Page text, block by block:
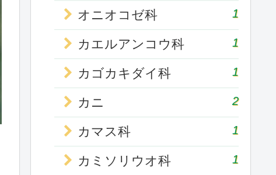
オニオコゼ科 1
カエルアンコウ科 1
カゴカキダイ科 1
カニ 2
カマス科 1
カミソリウオ科 1